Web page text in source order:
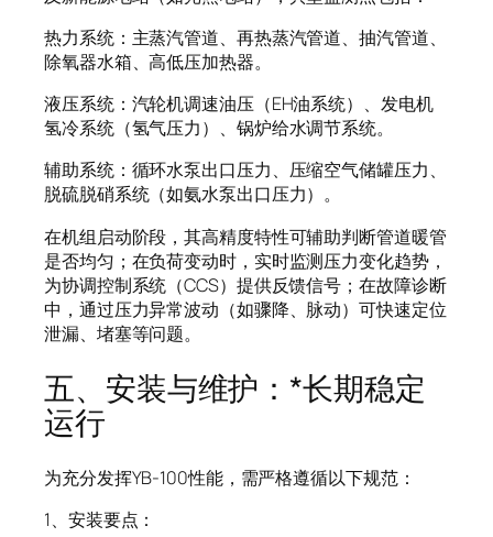
热力系统：主蒸汽管道、再热蒸汽管道、抽汽管道、
除氧器水箱、高低压加热器。
液压系统：汽轮机调速油压（EH油系统）、发电机
氢冷系统（氢气压力）、锅炉给水调节系统。
辅助系统：循环水泵出口压力、压缩空气储罐压力、
脱硫脱硝系统（如氨水泵出口压力）。
在机组启动阶段，其高精度特性可辅助判断管道暖管
是否均匀；在负荷变动时，实时监测压力变化趋势，
为协调控制系统（CCS）提供反馈信号；在故障诊断
中，通过压力异常波动（如骤降、脉动）可快速定位
泄漏、堵塞等问题。
五、安装与维护：*长期稳定
运行
为充分发挥YB-100性能，需严格遵循以下规范：
1、安装要点：